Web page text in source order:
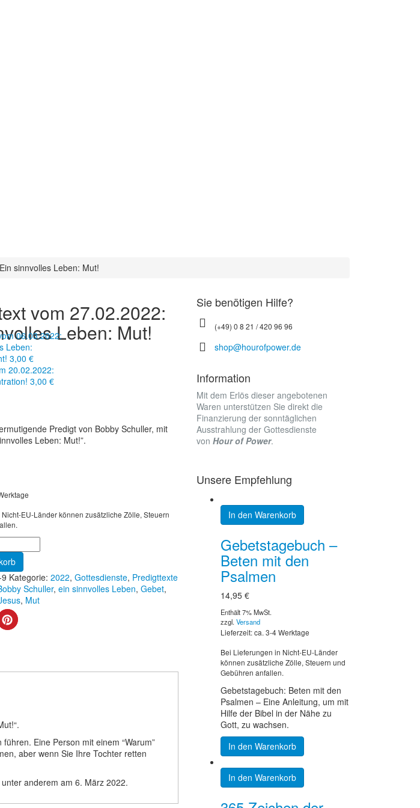
sinnvolles Leben: Mut!
vom 27.02.2022:
Leben: Mut!
06.03.2022:
Leben:
3,00 €
20.02.2022:
3,00 €
Predigt von Bobby Schuller, mit
Leben: Mut!”.
EU-Länder können zusätzliche Zölle, Steuern
Kategorie: 2022, Gottesdienste, Predigttexte
Schuller, ein sinnvolles Leben, Gebet,
, Mut
Eine Person mit einem “Warum”
aber wenn Sie Ihre Tochter retten
anderem am 6. März 2022.
Sie benötigen Hilfe?
(+49) 0 8 21 / 420 96 96
shop@hourofpower.de
Information
Mit dem Erlös dieser angebotenen
Waren unterstützen Sie direkt die
Finanzierung der sonntäglichen
Ausstrahlung der Gottesdienste
von Hour of Power.
Unsere Empfehlung
In den Warenkorb
Gebetstagebuch –
Beten mit den
Psalmen
14,95 €
Enthält 7% MwSt.
zzgl. Versand
Lieferzeit: ca. 3-4 Werktage
Bei Lieferungen in Nicht-EU-Länder
können zusätzliche Zölle, Steuern und
Gebühren anfallen.
Gebetstagebuch: Beten mit den
Psalmen – Eine Anleitung, um mit
Hilfe der Bibel in der Nähe zu
Gott, zu wachsen.
In den Warenkorb
In den Warenkorb